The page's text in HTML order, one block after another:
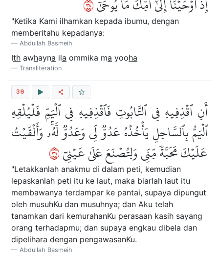
إِذۡ أَوۡحَيۡنَآ إِلَىٰٓ أُمِّكَ مَا يُوحَىٰٓ٨٣
"Ketika Kami ilhamkan kepada ibumu, dengan
memberitahu kepadanya:
Abdullah Basmeih
Ith awhayna ila ommika ma yooha
Transliteration
39
أَنِ ٱقۡذِفِيهِ فِي ٱلتَّابُوتِ فَٱقۡذِفِيهِ فِي ٱلۡيَمِّ فَلۡيُلۡقِهِ
ٱلۡيَمُّ بِٱلسَّاحِلِ يَأۡخُذۡهُ عَدُوّٞ لِّي وَعَدُوّٞ لَّهُۥۚ وَأَلۡقَيۡتُ
عَلَيۡكَ مَحَبَّةٗ مِّنِّي وَلِتُصۡنَعَ عَلَىٰ عَيۡنِيٓ٩٣
"Letakkanlah anakmu di dalam peti, kemudian
lepaskanlah peti itu ke laut, maka biarlah laut itu
membawanya terdampar ke pantai, supaya dipungut
oleh musuhKu dan musuhnya; dan Aku telah
tanamkan dari kemurahanKu perasaan kasih sayang
orang terhadapmu; dan supaya engkau dibela dan
dipelihara dengan pengawasanKu.
Abdullah Basmeih